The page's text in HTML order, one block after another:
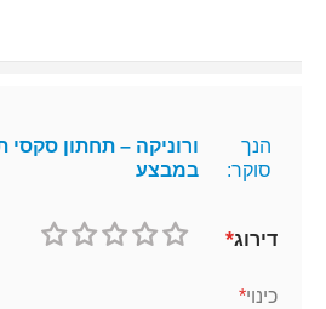
הנך
סוקר:
ורוניקה – תחתון
במבצע
דירוג
כינוי